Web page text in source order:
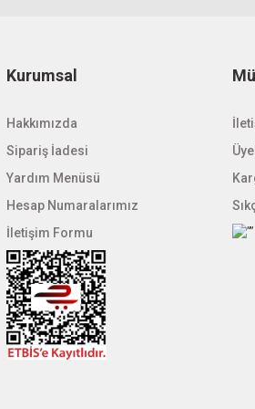
Cevap: Merhabalar, min.9 max. 12 adet 1w power
Kurumsal
Hakkımızda
Sipariş İadesi
Yardım Menüsü
Hesap Numaralarımız
İletişim Formu